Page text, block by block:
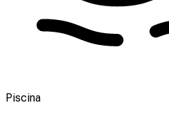
Piscina